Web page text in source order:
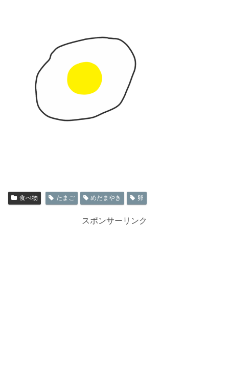
食べ物 たまご めだまやき 卵
スポンサーリンク